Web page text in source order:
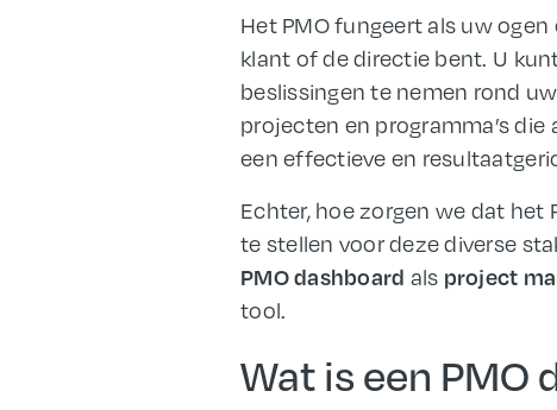
Het PMO fungeert als uw
klant of de directie bent. U
beslissingen te nemen rond
projecten en programma’s
een effectieve en
Echter, hoe zorgen we dat
te stellen voor deze diverse
PMO dashboard als project
tool.
Wat is een PMO